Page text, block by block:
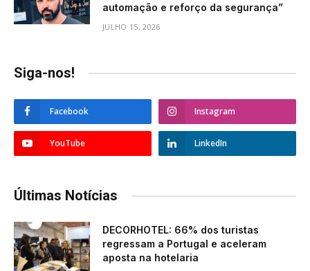
automação e reforço da segurança”
JULHO 15, 2026
Siga-nos!
Facebook Instagram
YouTube LinkedIn
Últimas Notícias
DECORHOTEL: 66% dos turistas
regressam a Portugal e aceleram
aposta na hotelaria